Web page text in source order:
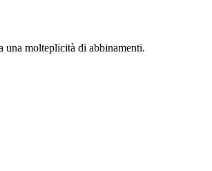
una molteplicità di abbinamenti.